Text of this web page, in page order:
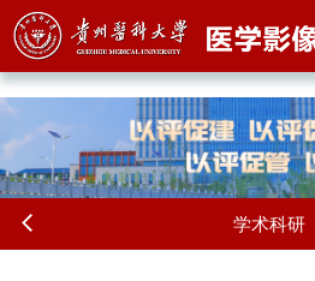
2026世界杯(FIFA World
学术科研